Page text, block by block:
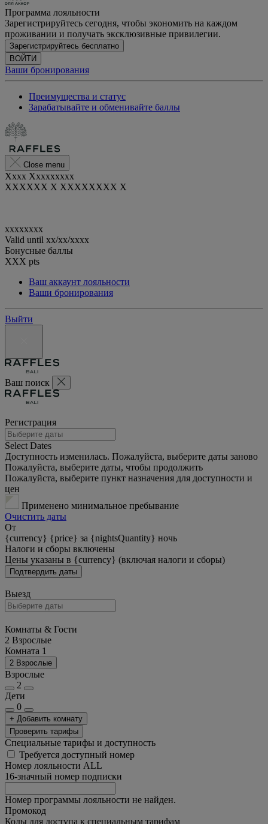
Программа лояльности
Зарегистрируйтесь сегодня, чтобы экономить на каждом
проживании и получать эксклюзивные привилегии.
Зарегистрируйтесь бесплатно
ВОЙТИ
Ваши бронирования
Преимущества и статус
Зарабатывайте и обменивайте баллы
Close menu
Xxxx Xxxxxxxxx
XXXXXX X XXXXXXXX X
xxxxxxxx
Valid until xx/xx/xxxx
Бонусные баллы
XXX pts
Ваш аккаунт лояльности
Ваши бронирования
Выйти
Ваш поиск
Регистрация
Select Dates
Доступность изменилась. Пожалуйста, выберите даты заново
Пожалуйста, выберите даты, чтобы продолжить
Пожалуйста, выберите пункт назначения для доступности и
цен
Применено минимальное пребывание
Очистить даты
От
{currency} {price} за {nightsQuantity} ночь
Налоги и сборы включены
Цены указаны в {currency} (включая налоги и сборы)
Подтвердить даты
Выезд
Комнаты & Гости
2 Взрослые
Комната 1
2 Взрослые
Взрослые
2
Дети
0
+ Добавить комнату
Проверить тарифы
Специальные тарифы и доступность
Требуется доступный номер
Номер лояльности ALL
16-значный номер подписки
Номер программы лояльности не найден.
Промокод
Коды для доступа к специальным тарифам